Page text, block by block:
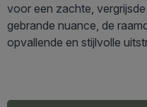
voor een zachte,
gebrande nuance, de
opvallende en stijlvolle